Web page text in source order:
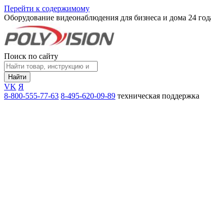
Перейти к содержимому
Оборудование видеонаблюдения для бизнеса и дома 24
Поиск по сайту
Найти
VK Я
8-800-555-77-63 8-495-620-09-89 техническая поддержка